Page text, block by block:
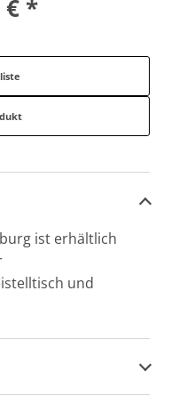
€ *
ist erhältlich
und